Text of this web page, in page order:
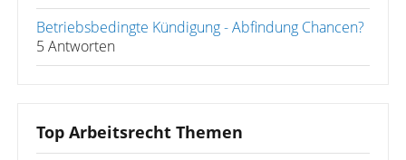
Betriebsbedingte Kündigung - Abfindung Chancen?
5 Antworten
Top Arbeitsrecht Themen